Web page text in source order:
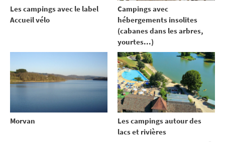
Les campings avec le label
Accueil vélo
Campings avec
hébergements insolites
(cabanes dans les arbres,
yourtes...)
Morvan
Les campings autour des
lacs et rivières